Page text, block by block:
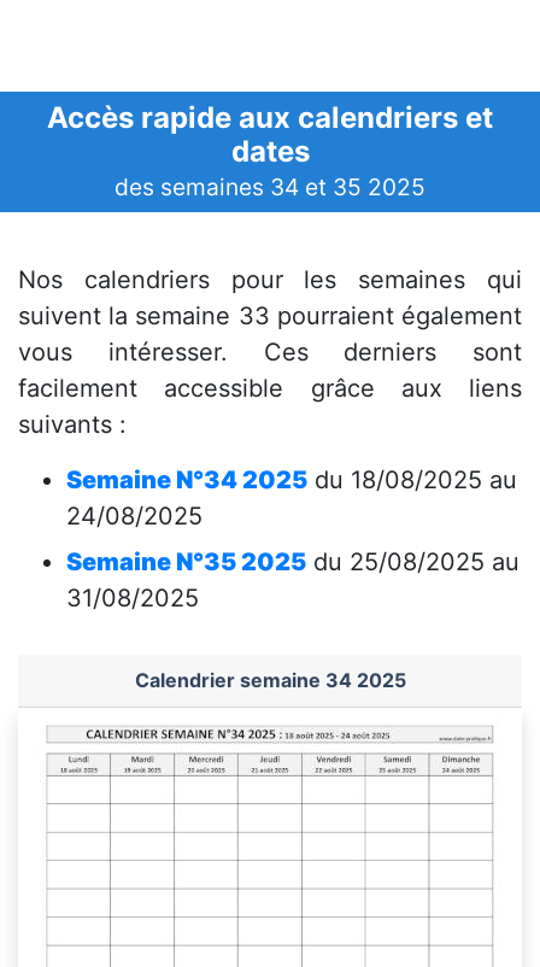
Accès rapide aux calendriers et
dates
des semaines 34 et 35 2025
Nos calendriers pour les semaines qui
suivent la semaine 33 pourraient également
vous intéresser. Ces derniers sont
facilement accessible grâce aux liens
suivants :
Semaine N°34 2025 du 18/08/2025 au
24/08/2025
Semaine N°35 2025 du 25/08/2025 au
31/08/2025
Calendrier semaine 34 2025